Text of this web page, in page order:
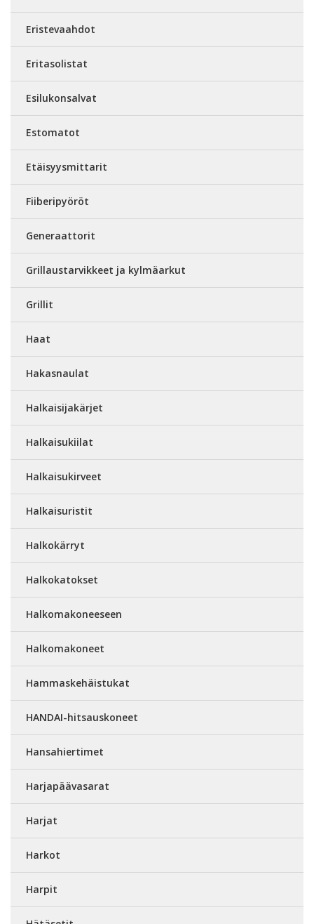
Eristevaahdot
Eritasolistat
Esilukonsalvat
Estomatot
Etäisyysmittarit
Fiiberipyöröt
Generaattorit
Grillaustarvikkeet ja kylmäarkut
Grillit
Haat
Hakasnaulat
Halkaisijakärjet
Halkaisukiilat
Halkaisukirveet
Halkaisuristit
Halkokärryt
Halkokatokset
Halkomakoneeseen
Halkomakoneet
Hammaskehäistukat
HANDAI-hitsauskoneet
Hansahiertimet
Harjapäävasarat
Harjat
Harkot
Harpit